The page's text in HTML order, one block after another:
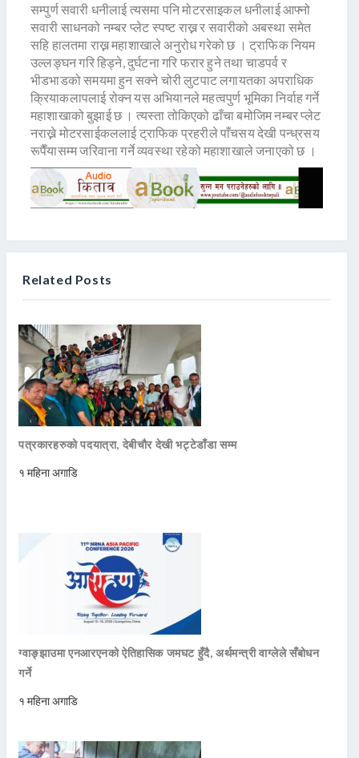
सम्पुर्ण सवारी धनीलाई त्यसमा पनि मोटरसाइकल धनीलाई आफ्नो
सवारी साधनको नम्बर प्लेट स्पष्ट राख्न र सवारीको अबस्था समेत
सहि हालतमा राख्न महाशाखाले अनुरोध गरेको छ । ट्राफिक नियम
उल्लङ्घन गरि हिड्ने, दुर्घटना गरि फरार हुने तथा चाडपर्व र
भीडभाडको समयमा हुन सक्ने चोरी लुटपाट लगायतका अपराधिक
क्रियाकलापलाई रोक्न यस अभियानले महत्वपुर्ण भूमिका निर्वाह गर्ने
महाशाखाको बुझाई छ । त्यस्ता तोकिएको ढाँचा बमोजिम नम्बर प्लेट
नराख्ने मोटरसाईकललाई ट्राफिक प्रहरीले पाँचसय देखी पन्ध्रसय
रूपैँयासम्म जरिवाना गर्ने व्यवस्था रहेको महाशाखाले जनाएको छ ।
Related Posts
पत्रकारहरुको पदयात्रा, देबीचौर देखी भट्टेडाँडा सम्म
१ महिना अगाडि
ग्वाङ्झाउमा एनआरएनको ऐतिहासिक जमघट हुँदै, अर्थमन्त्री वाग्लेले सँबोधन
गर्ने
१ महिना अगाडि